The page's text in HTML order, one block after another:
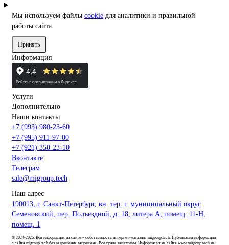
Мы используем файлы cookie для аналитики и правильной
работы сайта
Принять
Информация
Услуги
Дополнительно
Наши контакты
+7 (993) 980-23-60
+7 (995) 911-97-00
+7 (921) 350-23-10
Вконтакте
Телеграм
sale@migroup.tech
Наш адрес
190013, г. Санкт-Петербург, вн. тер. г. муниципальный округ
Семеновский, пер. Подъездной, д. 18, литера А, помещ. 11-Н,
помещ. 1
© 2024-2026. Вся информация на сайте – собственность интернет-магазина migroup.tech. Публикация информации
с сайта migroup.tech без разрешения запрещена. Все права защищены. Информация на сайте www.migroup.tech не